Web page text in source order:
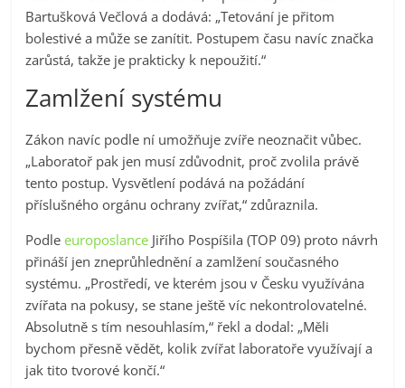
Bartušková Večlová a dodává: „Tetování je přitom
bolestivé a může se zanítit. Postupem času navíc značka
zarůstá, takže je prakticky k nepoužití.“
Zamlžení systému
Zákon navíc podle ní umožňuje zvíře neoznačit vůbec.
„Laboratoř pak jen musí zdůvodnit, proč zvolila právě
tento postup. Vysvětlení podává na požádání
příslušného orgánu ochrany zvířat,“ zdůraznila.
Podleeuroposlance Jiřího Pospíšila (TOP 09) proto návrh
přináší jen zneprůhlednění a zamlžení současného
systému. „Prostředí, ve kterém jsou v Česku využívána
zvířata na pokusy, se stane ještě víc nekontrolovatelné.
Absolutně s tím nesouhlasím,“ řekl a dodal: „Měli
bychom přesně vědět, kolik zvířat laboratoře využívají a
jak tito tvorové končí.“